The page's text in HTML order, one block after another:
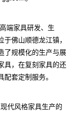
端家具研发、生
佛山顺德龙江镇，
了规模化的生产与展
具，在复刻家具的还
套定制服务。
代风格家具生产的